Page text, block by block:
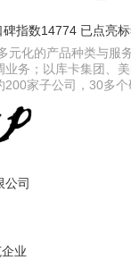
碑指数14774 已点亮
元化的产品种类与服
业务；以库卡集团、
家子公司，30多
公司
业